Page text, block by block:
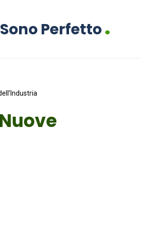
Sono Perfetto.